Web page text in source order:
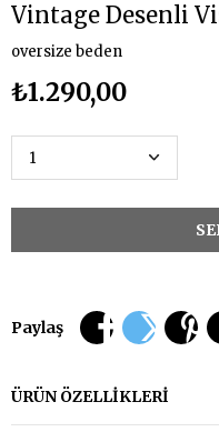
Vintage Desenli
oversize beden
₺1.290,00
Paylaş
ÜRÜN ÖZELLIKLERI